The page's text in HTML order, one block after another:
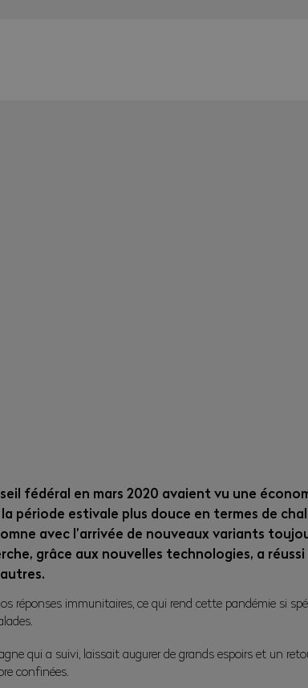
fédéral en mars 2020 avaient vu une
période estivale plus douce en termes de
avec l’arrivée de nouveaux variants
grâce aux nouvelles technologies, a
immunitaires, ce qui rend cette pandémie si
qui a suivi, laissait augurer de grands espoirs et un
confinées.